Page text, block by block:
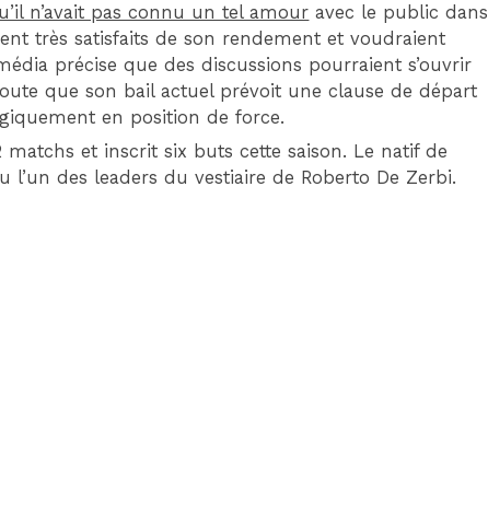
n’avait pas connu un tel amour avec le public dans
très satisfaits de son rendement et voudraient
précise que des discussions pourraient s’ouvrir
que son bail actuel prévoit une clause de départ
en position de force.
matchs et inscrit six buts cette saison. Le natif de
l’un des leaders du vestiaire de Roberto De Zerbi.